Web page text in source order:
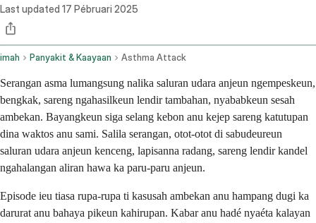
Last updated 17 Pébruari 2025
imah Panyakit & Kaayaan Asthma Attack
Serangan asma lumangsung nalika saluran udara anjeun ngempeskeun,
bengkak, sareng ngahasilkeun lendir tambahan, nyababkeun sesah
ambekan. Bayangkeun siga selang kebon anu kejep sareng katutupan
dina waktos anu sami. Salila serangan, otot-otot di sabudeureun
saluran udara anjeun kenceng, lapisanna radang, sareng lendir kandel
ngahalangan aliran hawa ka paru-paru anjeun.
Episode ieu tiasa rupa-rupa ti kasusah ambekan anu hampang dugi ka
darurat anu bahaya pikeun kahirupan. Kabar anu hadé nyaéta kalayan